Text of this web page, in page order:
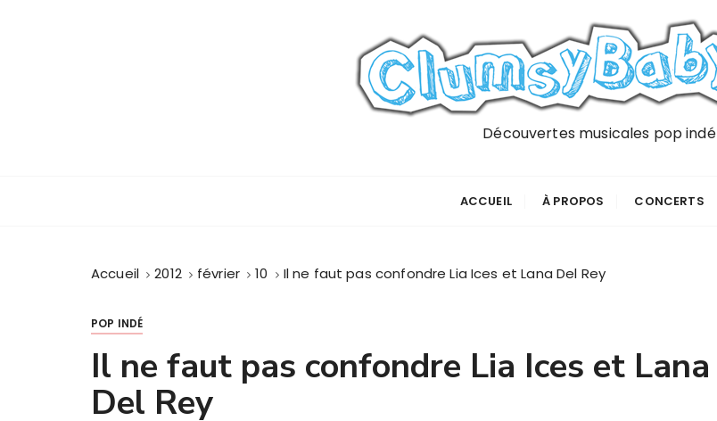
Découvertes musicales pop indé
ACCUEIL À PROPOS CONCERTS
Accueil 2012 février 10 Il ne faut pas confondre Lia Ices et Lana Del Rey
POP INDÉ
Il ne faut pas confondre Lia Ices et Lana
Del Rey